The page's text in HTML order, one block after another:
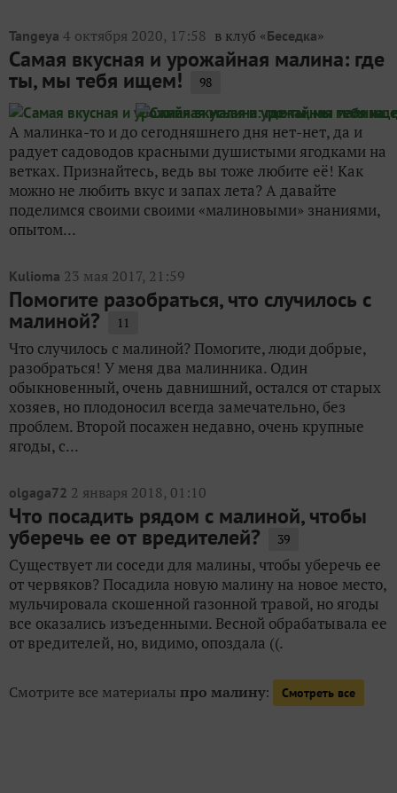
Tangeya 4 октября 2020, 17:58 в клуб «Беседка»
Самая вкусная и урожайная малина: где
ты, мы тебя ищем! 98
А малинка-то и до сегодняшнего дня нет-нет, да и
радует садоводов красными душистыми ягодками на
ветках. Признайтесь, ведь вы тоже любите её! Как
можно не любить вкус и запах лета? А давайте
поделимся своими своими «малиновыми» знаниями,
опытом...
Kulioma 23 мая 2017, 21:59
Помогите разобраться, что случилось с
малиной? 11
Что случилось с малиной? Помогите, люди добрые,
разобраться! У меня два малинника. Один
обыкновенный, очень давнишний, остался от старых
хозяев, но плодоносил всегда замечательно, без
проблем. Второй посажен недавно, очень крупные
ягоды, с...
olgaga72 2 января 2018, 01:10
Что посадить рядом с малиной, чтобы
уберечь ее от вредителей? 39
Существует ли соседи для малины, чтобы уберечь ее
от червяков? Посадила новую малину на новое место,
мульчировала скошенной газонной травой, но ягоды
все оказались изъеденными. Весной обрабатывала ее
от вредителей, но, видимо, опоздала ((.
Смотрите все материалы про малину: Смотреть все